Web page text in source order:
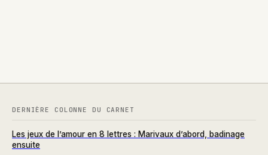
DERNIÈRE COLONNE DU CARNET
Les jeux de l’amour en 8 lettres : Marivaux d’abord, badinage
ensuite